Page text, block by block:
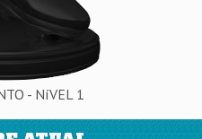
- NíVEL 1